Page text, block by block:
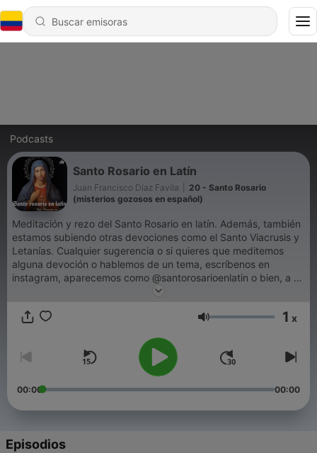
Podcasts
Santo Rosario en Latín
Juan Francisco Díaz Favila
20 - Santo Rosario
(misterios gozosos en español)
Meditación y rezo del Santo Rosario en latín. Además, también
estamos subiendo otras devociones como el Santo Viacrusis y
Letanías. Cualquier sugerencia o si quieres que meditemos
alguna devoción o hablemos de un tema, escríbenos en
instagram, aparecemos como @santorosarioenlatin o bien, a mi
cuenta personal @egosumiohannes. Gracias, que Dios te
Volumen 1 x
00:00 00:00
Episodios